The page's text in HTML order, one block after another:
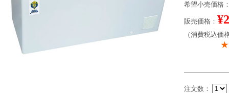
希望小売価格
販売価格：
（消費税込価
注文数：